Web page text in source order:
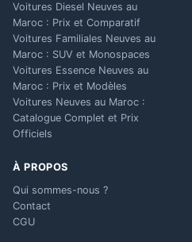
Voitures Diesel Neuves au
Maroc : Prix et Comparatif
Voitures Familiales Neuves au
Maroc : SUV et Monospaces
Voitures Essence Neuves au
Maroc : Prix et Modèles
Voitures Neuves au Maroc :
Catalogue Complet et Prix
Officiels
À PROPOS
Qui sommes-nous ?
Contact
CGU